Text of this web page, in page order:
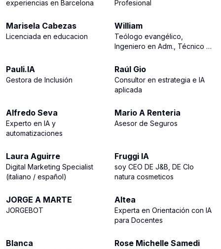
experiencias en Barcelona
Profesional
463
Marisela Cabezas
Licenciada en educacion
William
Teólogo evangélico,
Ingeniero en Adm., Técnico en
Pauli.IA
Gestora de Inclusión
235
Raúl Gio
Consultor en estrategia e IA
aplicada
Alfredo Seva
Experto en IA y
automatizaciones
Mario A Renteria
Asesor de Seguros
Laura Aguirre
Digital Marketing Specialist
(italiano / español)
Fruggi IA
soy CEO DE J&B, DE Clo
natura cosmeticos
JORGE A MARTE
JORGEBOT
Altea
Experta en Orientación con IA
para Docentes
Blanca Rose Michelle Samedi